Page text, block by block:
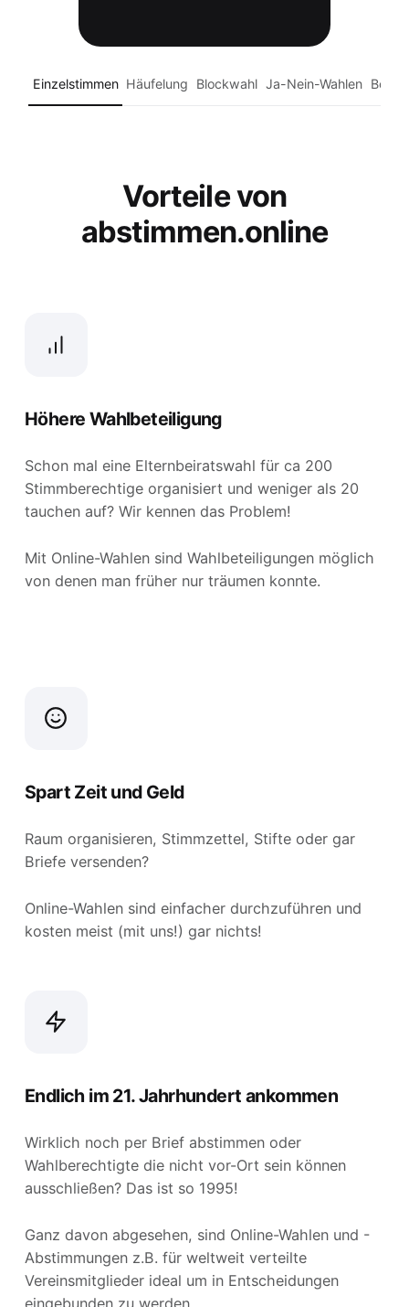
Einzelstimmen Häufelung Blockwahl Ja-Nein-Wahlen
Vorteile von
abstimmen.online
Höhere Wahlbeteiligung
Schon mal eine Elternbeiratswahl für ca 200
Stimmberechtige organisiert und weniger als 20
tauchen auf? Wir kennen das Problem!
Mit Online-Wahlen sind Wahlbeteiligungen möglich
von denen man früher nur träumen konnte.
Spart Zeit und Geld
Raum organisieren, Stimmzettel, Stifte oder gar
Briefe versenden?
Online-Wahlen sind einfacher durchzuführen und
kosten meist (mit uns!) gar nichts!
Endlich im 21. Jahrhundert ankommen
Wirklich noch per Brief abstimmen oder
Wahlberechtigte die nicht vor-Ort sein können
ausschließen? Das ist so 1995!
Ganz davon abgesehen, sind Online-Wahlen und -
Abstimmungen z.B. für weltweit verteilte
Vereinsmitglieder ideal um in Entscheidungen